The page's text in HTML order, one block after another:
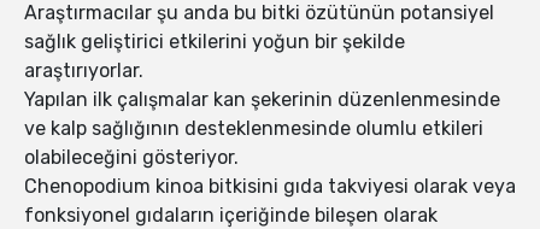
Araştırmacılar şu anda bu bitki özütünün potansiyel
sağlık geliştirici etkilerini yoğun bir şekilde
araştırıyorlar.
Yapılan ilk çalışmalar kan şekerinin düzenlenmesinde
ve kalp sağlığının desteklenmesinde olumlu etkileri
olabileceğini gösteriyor.
Chenopodium kinoa bitkisini gıda takviyesi olarak veya
fonksiyonel gıdaların içeriğinde bileşen olarak